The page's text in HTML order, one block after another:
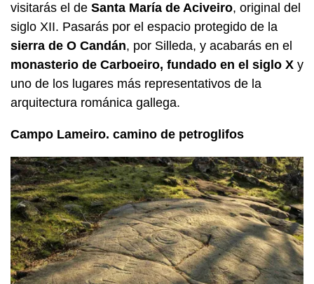
visitarás el de Santa María de Aciveiro, original del
siglo XII. Pasarás por el espacio protegido de la
sierra de O Candán, por Silleda, y acabarás en el
monasterio de Carboeiro, fundado en el siglo X y
uno de los lugares más representativos de la
arquitectura románica gallega.
Campo Lameiro. camino de petroglifos